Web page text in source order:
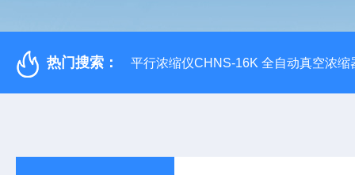
热门搜索： 平行浓缩仪CHNS-16K 全自动真空浓缩